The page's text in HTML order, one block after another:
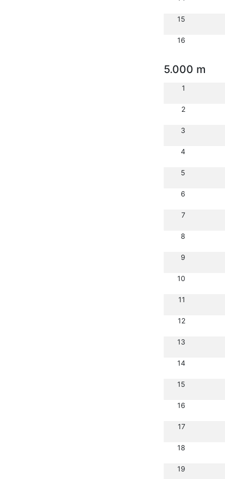
15
16
5.000 m
1
2
3
4
5
6
7
8
9
10
11
12
13
14
15
16
17
18
19